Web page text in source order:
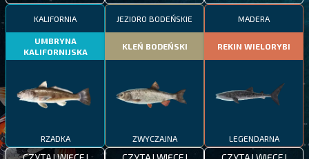
KALIFORNIA
UMBRYNA
KALIFORNIJSKA
RZADKA
JEZIORO BODEŃSKIE
KLEŃ BODEŃSKI
ZWYCZAJNA
MADERA
REKIN WIELORYBI
LEGENDARNA